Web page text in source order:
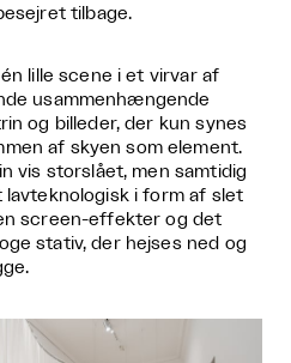
tilbage.
lille scene i et virvar af
usammenhængende
og billeder, der kun synes
af skyen som element.
vis storslået, men samtidig
lavteknologisk i form af slet
screen-effekter og det
stativ, der hejses ned og